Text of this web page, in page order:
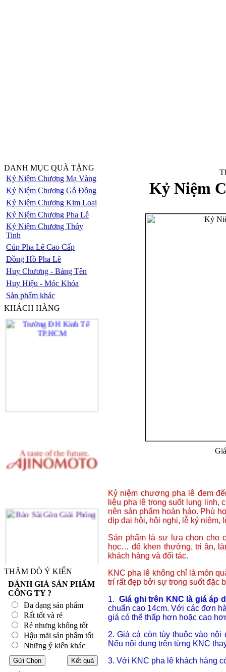
DANH MỤC QUÀ TẶNG
Kỷ Niệm Chương Mạ Vàng
Kỷ Niệm Chương Gỗ Đồng
Kỷ Niệm Chương Kim Loại
Kỷ Niệm Chương Pha Lê
Kỷ Niệm Chương Thủy
Tinh
Cúp Pha Lê Cao Cấp
Đồng Hồ Pha Lê
Huy Chương - Bảng Tên
Huy Hiệu - Móc Khóa
Sản phẩm khác
KHÁCH HÀNG
THĂM DÒ Ý KIẾN
ĐÁNH GIÁ SẢN PHẨM
CÔNG TY ?
Đa dạng sản phẩm
Rất tốt và rẻ
Rẻ nhưng không tốt
Hậu mãi sản phẩm tốt
Những ý kiến khác
Kỷ Niệm
Kỷ niệm chương pha lê đem
liệu pha lê trong suốt lung linh,
nên sản phẩm hoàn hảo. Phù
dịp đại hội, hội nghị, lễ kỷ niệm,
Sản phẩm là sự lựa chon cho
học… để khen thưởng, tri ân,
khách hàng và đối tác.
KNC pha lê không chỉ là món
trí rất đẹp bởi sự trong suốt đặc
1.Giá ghi trên KNC là giá áp
chuẩn cao 14cm. Với các đơn
giá có thể thấp hơn hoặc cao
2. Giá cả còn tùy thuộc vào
Nếu nội dung trên từng KNC
3. Với KNC pha lê khách hàng